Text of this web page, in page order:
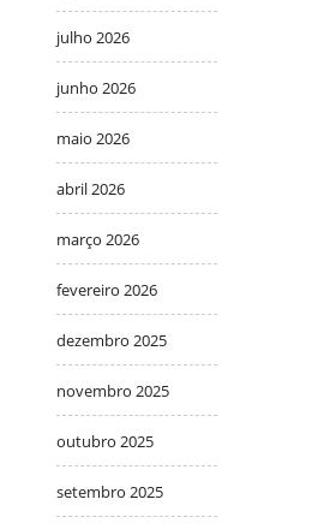
julho 2026
junho 2026
maio 2026
abril 2026
março 2026
fevereiro 2026
dezembro 2025
novembro 2025
outubro 2025
setembro 2025